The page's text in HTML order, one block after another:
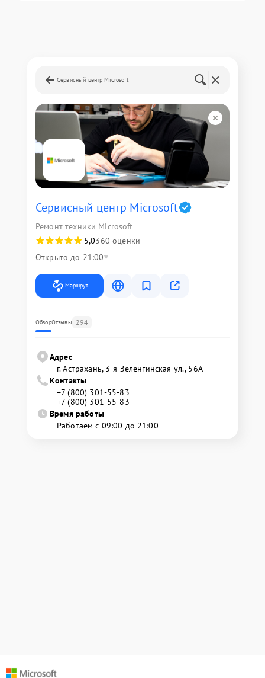
Сервисный центр Microsoft
Сервисный центр Microsoft
Ремонт техники Microsoft
5,0360 оценки
Открыто до 21:00
Маршрут
ОбзорОтзывы 294
Адрес
г. Астрахань, 3-я Зеленгинская ул., 56А
Контакты
+7 (800) 301-55-83
+7 (800) 301-55-83
Время работы
Работаем с 09:00 до 21:00